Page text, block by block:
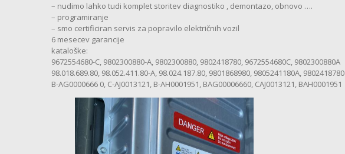
– nudimo lahko tudi komplet storitev diagnostiko , demontazo, obnovo ….
– programiranje
– smo certificiran servis za popravilo električnih vozil
6 mesecev garancije
kataloške:
9672554680-C, 9802300880-A, 9802300880, 9802418780, 9672554680C, 9802300880A
98.018.689.80, 98.052.411.80-A, 98.024.187.80, 9801868980, 9805241180A, 9802418780
B-AG0000666 0, C-AJ0013121, B-AH0001951, BAG00006660, CAJ0013121, BAH0001951